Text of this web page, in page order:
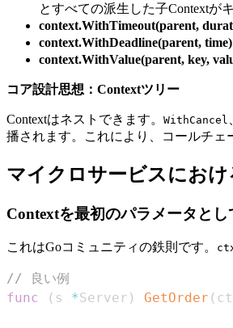
とすべての派生した子Contextが
context.WithTimeout(parent,
context.WithDeadline(parent, time)
context.WithValue(parent, key,
コア設計思想：Contextツリー
Contextはネストできます。 WithCancel
播されます。これにより、コールチェ
マイクロサービスにお
Contextを最初のパラメータとし
これはGoコミュニティの鉄則です。
// 良い例
func
( s *Server ) GetOrder (